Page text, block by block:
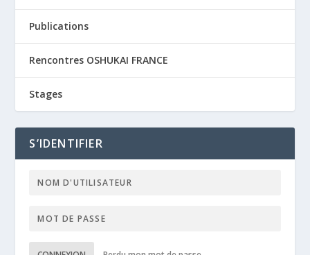
Publications
Rencontres OSHUKAI FRANCE
Stages
S’IDENTIFIER